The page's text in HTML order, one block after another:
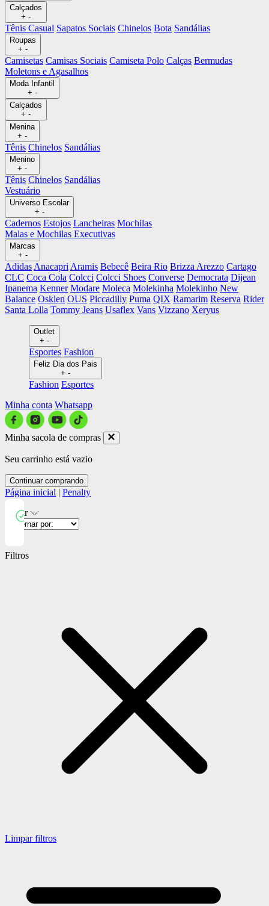
Calçados
+ -
Tênis Casual Sapatos Sociais Chinelos Bota Sandálias
Roupas
+ -
Camisetas Camisas Sociais Camiseta Polo Calças Bermudas
Moletons e Agasalhos
Moda Infantil
+ -
Calçados
+ -
Menina
+ -
Tênis Chinelos Sandálias
Menino
+ -
Tênis Chinelos Sandálias
Vestuário
Universo Escolar
+ -
Cadernos Estojos Lancheiras Mochilas
Malas e Mochilas Executivas
Marcas
+ -
Adidas Anacapri Aramis Bebecê Beira Rio Brizza Arezzo Cartago
CLC Coca Cola Colcci Colcci Shoes Converse Democrata Dijean
Ipanema Kenner Modare Moleca Molekinha Molekinho New
Balance Osklen OUS Piccadilly Puma QIX Ramarim Reserva Rider
Santa Lolla Tommy Jeans Usaflex Vans Vizzano Xeryus
Outlet
+ -
Esportes Fashion
Feliz Dia dos Pais
+ -
Fashion Esportes
Minha conta Whatsapp
Minha sacola de compras
Seu carrinho está vazio
Continuar comprando
Página inicial | Penalty
Filtrar
Filtros
Limpar filtros